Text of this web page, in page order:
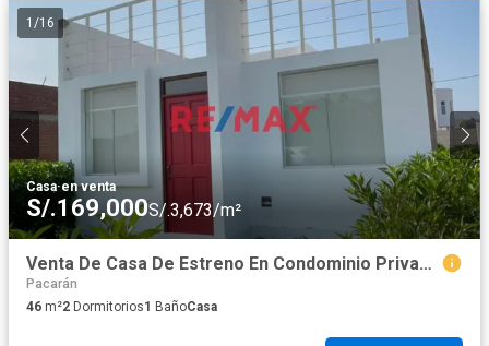
1 /16
Casa·en venta
S/.169,000S/.3,673/m²
Venta De Casa De Estreno En Condominio Privado En Cañete
Pacarán
46 m²2 Dormitorios1 BañoCasa